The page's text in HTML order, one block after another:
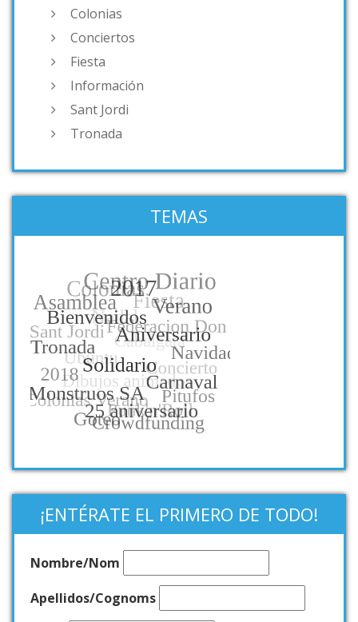
Colonias
Conciertos
Fiesta
Información
Sant Jordi
Tronada
TEMAS
¡ENTÉRATE EL PRIMERO DE TODO!
Nombre/Nom
Apellidos/Cognoms